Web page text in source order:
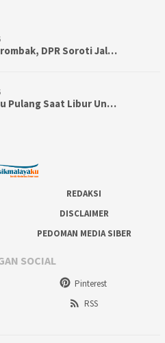
DPR Soroti Jal…
Pulang Saat Libur Un…
REDAKSI
DISCLAIMER
PEDOMAN MEDIA SIBER
SOCIAL
Pinterest
RSS